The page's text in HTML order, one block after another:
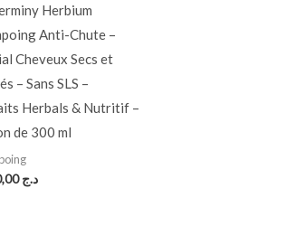
Herbium
Anti-Chute –
Cheveux Secs et
– Sans SLS –
Herbals & Nutritif –
de 300 ml
د.ج1.890,00